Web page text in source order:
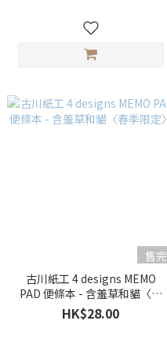
售完
古川紙工 4 designs MEMO
PAD 便條本 - 含羞草和貓〈春
季限定〉
HK$28.00